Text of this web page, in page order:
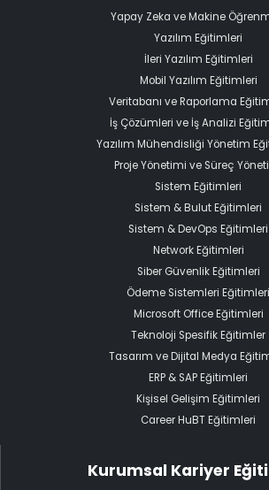
Yapay Zeka ve Makine
Yazılım Eğitimleri
İleri Yazılım Eğitimleri
Mobil Yazılım Eğitimleri
Veritabanı ve Raporlama
İş Çözümleri ve İş Analizi
Yazılım Mühendisliği Yönetim
Proje Yönetimi ve Süreç
Sistem Eğitimleri
Sistem & Bulut Eğitimleri
Sistem & DevOps Eğitimleri
Network Eğitimleri
Siber Güvenlik Eğitimleri
Ödeme Sistemleri Eğitimleri
Microsoft Office Eğitimleri
Teknoloji Spesifik Eğitimler
Tasarım ve Dijital Medya
ERP & SAP Eğitimleri
Kişisel Gelişim Eğitimleri
Career HuBT Eğitimleri
Kurumsal Kariyer